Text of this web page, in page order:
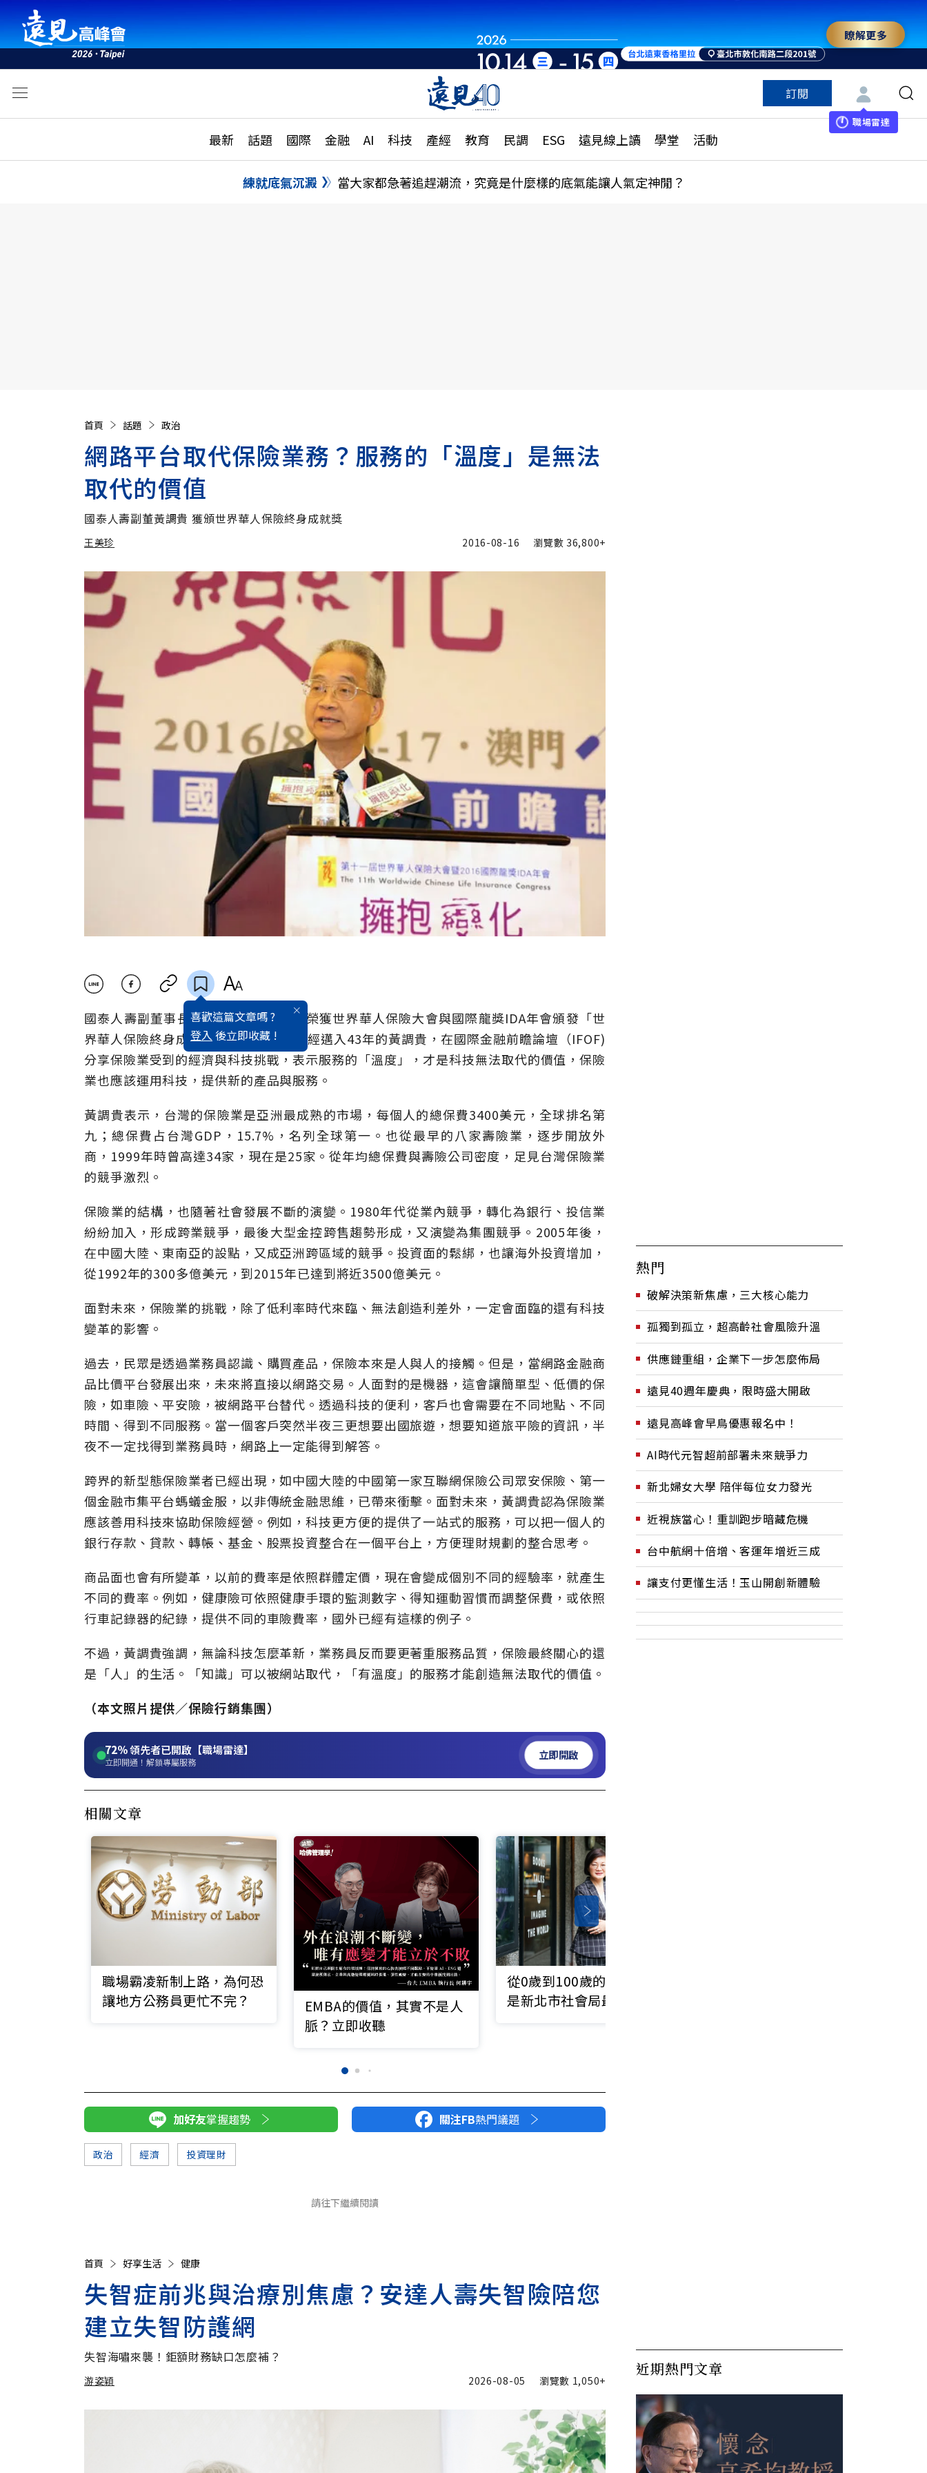
瞭解更多
訂閱
職場雷達
最新 話題 國際 金融 AI 科技 產經 教育 民調 ESG 遠見線上讀 學堂 活動
活動
話題
國際
特輯
大學升學、職涯攻略
縣市施政調查全解析
民調
更多訂閱方案
特色頻道
練就底氣沉澱 當大家都急著追趕潮流，究竟是什麼樣的底氣能讓人氣定神閒？
首頁 話題 政治
網路平台取代保險業務？服務的「溫度」是無法
取代的價值
國泰人壽副董黃調貴 獲頒世界華人保險終身成就獎
王美珍
加入追蹤
2016-08-16 瀏覽數 36,800+
喜歡這篇文章嗎 ?
登入 後立即收藏 !
國泰人壽副董事長黃調貴，8月15日，榮獲世界華人保險大會與國際龍獎IDA年會頒發「世
界華人保險終身成就獎」。在保險業已經邁入43年的黃調貴，在國際金融前瞻論壇（IFOF)
分享保險業受到的經濟與科技挑戰，表示服務的「溫度」，才是科技無法取代的價值，保險
業也應該運用科技，提供新的產品與服務。
黃調貴表示，台灣的保險業是亞洲最成熟的市場，每個人的總保費3400美元，全球排名第
九；總保費占台灣GDP，15.7%，名列全球第一。也從最早的八家壽險業，逐步開放外
商，1999年時曾高達34家，現在是25家。從年均總保費與壽險公司密度，足見台灣保險業
的競爭激烈。
保險業的結構，也隨著社會發展不斷的演變。1980年代從業內競爭，轉化為銀行、投信業
紛紛加入，形成跨業競爭，最後大型金控跨售趨勢形成，又演變為集團競爭。2005年後，
在中國大陸、東南亞的設點，又成亞洲跨區域的競爭。投資面的鬆綁，也讓海外投資增加，
從1992年的300多億美元，到2015年已達到將近3500億美元。
面對未來，保險業的挑戰，除了低利率時代來臨、無法創造利差外，一定會面臨的還有科技
變革的影響。
過去，民眾是透過業務員認識、購買產品，保險本來是人與人的接觸。但是，當網路金融商
品比價平台發展出來，未來將直接以網路交易。人面對的是機器，這會讓簡單型、低價的保
險，如車險、平安險，被網路平台替代。透過科技的便利，客戶也會需要在不同地點、不同
時間、得到不同服務。當一個客戶突然半夜三更想要出國旅遊，想要知道旅平險的資訊，半
夜不一定找得到業務員時，網路上一定能得到解答。
跨界的新型態保險業者已經出現，如中國大陸的中國第一家互聯網保險公司眾安保險、第一
個金融市集平台螞蟻金服，以非傳統金融思維，已帶來衝擊。面對未來，黃調貴認為保險業
應該善用科技來協助保險經營。例如，科技更方便的提供了一站式的服務，可以把一個人的
銀行存款、貸款、轉帳、基金、股票投資整合在一個平台上，方便理財規劃的整合思考。
商品面也會有所變革，以前的費率是依照群體定價，現在會變成個別不同的經驗率，就產生
不同的費率。例如，健康險可依照健康手環的監測數字、得知運動習慣而調整保費，或依照
行車記錄器的紀錄，提供不同的車險費率，國外已經有這樣的例子。
不過，黃調貴強調，無論科技怎麼革新，業務員反而要更著重服務品質，保險最終關心的還
是「人」的生活。「知識」可以被網站取代，「有溫度」的服務才能創造無法取代的價值。
（本文照片提供／保險行銷集團）
72%領先者已開啟【職場雷達】
立即開通！解鎖專屬服務
立即開啟
相關文章
職場霸凌新制上路，為何恐
讓地方公務員更忙不完？
EMBA的價值，其實不是人
脈？立即收聽
從0歲到100歲的日常守護
是新北市社會局最溫柔的承
加好友掌握趨勢 關注FB熱門議題
政治 經濟 投資理財
請往下繼續閱讀
首頁 好享生活 健康
失智症前兆與治療別焦慮？安達人壽失智險陪您
建立失智防護網
失智海嘯來襲！鉅額財務缺口怎麼補？
游姿穎 2026-08-05 瀏覽數 1,050+
熱門
破解決策新焦慮，三大核心能力
孤獨到孤立，超高齡社會風險升溫
供應鏈重組，企業下一步怎麼佈局
遠見40週年慶典，限時盛大開啟
遠見高峰會早鳥優惠報名中！
AI時代元智超前部署未來競爭力
新北婦女大學 陪伴每位女力發光
近視族當心！重訓跑步暗藏危機
台中航網十倍增、客運年增近三成
讓支付更懂生活！玉山開創新體驗
近期熱門文章